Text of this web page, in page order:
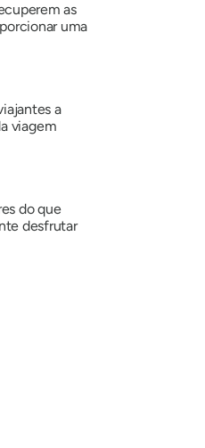
as
uma
a
viagem
do que
desfrutar